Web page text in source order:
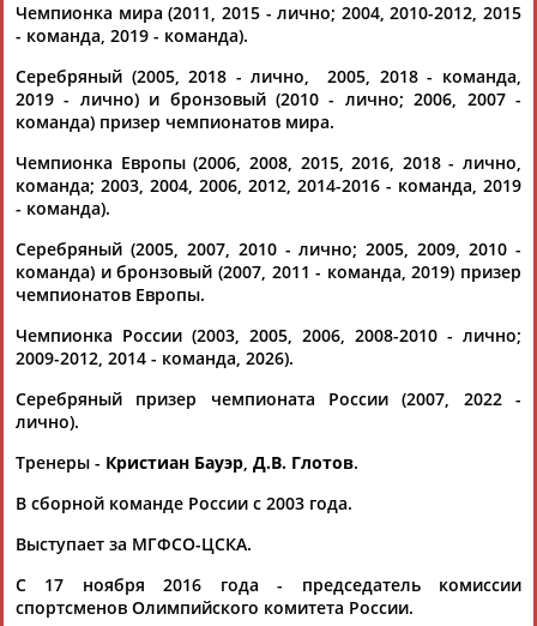
Каримжан
АБДРАХМАНОВ
Аделя
АБДРАХМАНОВА
Андрей
Герман
Рамазан
АБДУЛАЕВ
Тагир
АБДУЛАЕВ
Чемпионка мира (2011, 2015 - лично; 2004, 2010-2012, 2015
- команда, 2019 - команда).
Серебряный (2005, 2018 - лично, 2005, 2018 - команда,
2019 - лично) и бронзовый (2010 - лично; 2006, 2007 -
команда) призер чемпионатов мира.
Чемпионка Европы (2006, 2008, 2015, 2016, 2018 - лично,
команда; 2003, 2004, 2006, 2012, 2014-2016 - команда, 2019
- команда).
Серебряный (2005, 2007, 2010 - лично; 2005, 2009, 2010 -
команда) и бронзовый (2007, 2011 - команда, 2019) призер
чемпионатов Европы.
Чемпионка России (2003, 2005, 2006, 2008-2010 - лично;
2009-2012, 2014 - команда, 2026).
Серебряный призер чемпионата России (2007, 2022 -
лично).
Тренеры - Кристиан Бауэр, Д.В. Глотов.
В сборной команде России с 2003 года.
Выступает за МГФСО-ЦСКА.
С 17 ноября 2016 года - председатель комиссии
спортсменов Олимпийского комитета России.